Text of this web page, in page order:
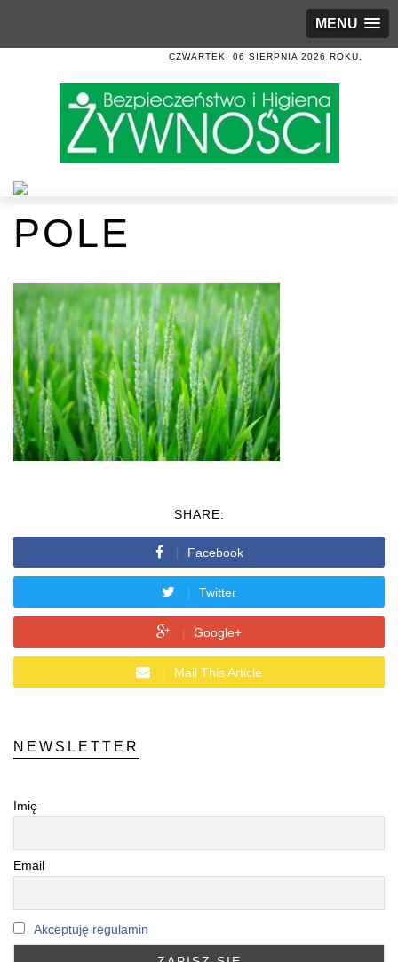
MENU
CZWARTEK, 06 SIERPNIA 2026 ROKU.
POLE
SHARE:
Facebook
Twitter
Google+
Mail This Article
NEWSLETTER
Imię
Email
Akceptuję regulamin